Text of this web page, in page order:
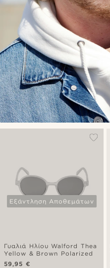
Εξάντληση Αποθεμάτων
Γυαλιά Ηλίου Walford Thea
Yellow & Brown Polarized
59,95 €